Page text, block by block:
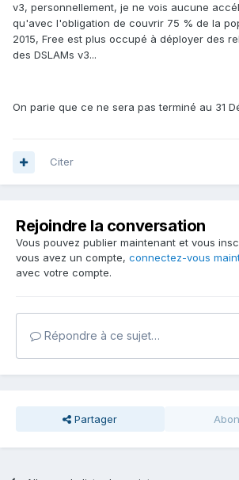
v3, personnellement, je ne vois aucune
qu'avec l'obligation de couvrir 75 % de la
2015, Free est plus occupé à déployer des
des DSLAMs v3...
On parie que ce ne sera pas terminé au 31
Citer
Rejoindre la conversation
Vous pouvez publier maintenant et vous
vous avez un compte, connectez-vous
avec votre compte.
Répondre à ce sujet…
Partager